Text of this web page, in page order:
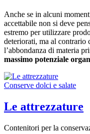
Anche se in alcuni
accettabile non si deve
estremo per utilizzare
deteriorati, ma al contrario
l’abbondanza di materia
massimo potenziale
Conserve dolci e salate
Le attrezzature
Contenitori per la